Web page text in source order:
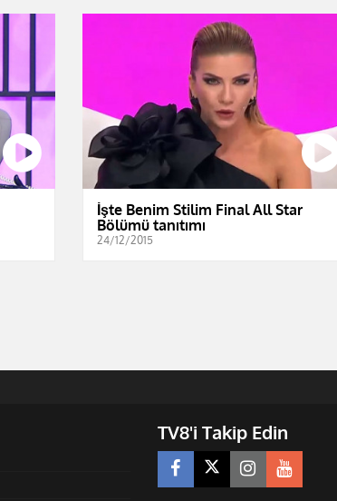
İşte Benim Stilim Final All Star
Bölümü tanıtımı
24/12/2015
TV8'i Takip Edin